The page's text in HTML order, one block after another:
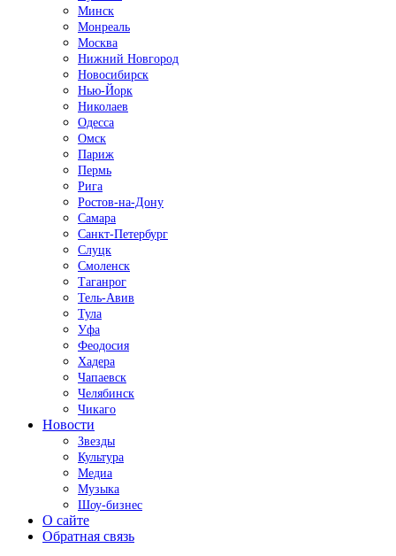
Минск
Монреаль
Москва
Нижний Новгород
Новосибирск
Нью-Йорк
Николаев
Одесса
Омск
Париж
Пермь
Рига
Ростов-на-Дону
Самара
Санкт-Петербург
Слуцк
Смоленск
Таганрог
Тель-Авив
Тула
Уфа
Феодосия
Хадера
Чапаевск
Челябинск
Чикаго
Новости
Звезды
Культура
Медиа
Музыка
Шоу-бизнес
О сайте
Обратная связь